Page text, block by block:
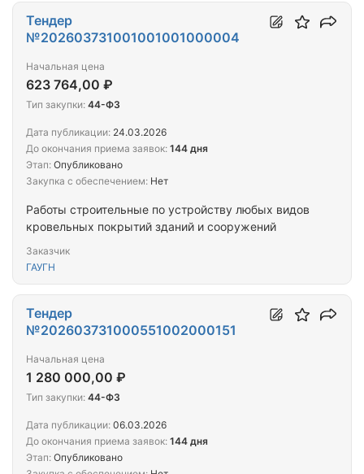
Работы строительные по устройству любых видов
кровельных покрытий зданий и сооружений
Заказчик
ГАУГН
Тендер
№202603731001001001000004
Начальная цена
623 764,00 ₽
Тип закупки: 44-ФЗ
Дата публикации: 24.03.2026
До окончания приема заявок: 144 дня
Этап: Опубликовано
Закупка с обеспечением: Нет
Тендер
№202603731000551002000151
Начальная цена
1 280 000,00 ₽
Тип закупки: 44-ФЗ
Дата публикации: 06.03.2026
До окончания приема заявок: 144 дня
Этап: Опубликовано